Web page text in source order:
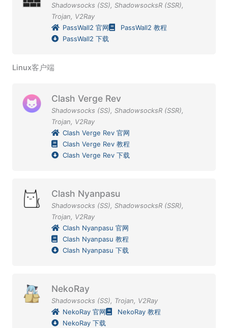
Shadowsocks (SS), ShadowsocksR (SSR),
Trojan, V2Ray
PassWall2 官网
PassWall2 教程
PassWall2 下载
Linux客户端
Clash Verge Rev
Shadowsocks (SS), ShadowsocksR (SSR),
Trojan, V2Ray
Clash Verge Rev 官网
Clash Verge Rev 教程
Clash Verge Rev 下载
Clash Nyanpasu
Shadowsocks (SS), ShadowsocksR (SSR),
Trojan, V2Ray
Clash Nyanpasu 官网
Clash Nyanpasu 教程
Clash Nyanpasu 下载
NekoRay
Shadowsocks (SS), Trojan, V2Ray
NekoRay 官网
NekoRay 教程
NekoRay 下载